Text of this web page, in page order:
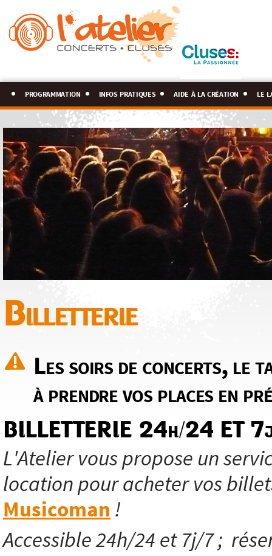
programmation infos pratiques aide à la création le
Billetterie
Les soirs de concerts, le
à prendre vos places en
BILLETTERIE 24h/24 ET
L'Atelier vous propose un
location pour acheter vos
Musicoman !
Accessible 24h/24 et 7j/7 ;